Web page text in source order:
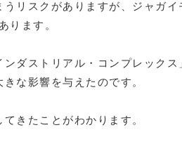
リスクがありますが、ジャガイ
ります。
ダストリアル・コンプレックス
な影響を与えたのです。
きたことがわかります。